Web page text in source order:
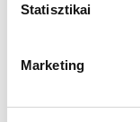
Statisztikai
Marketing